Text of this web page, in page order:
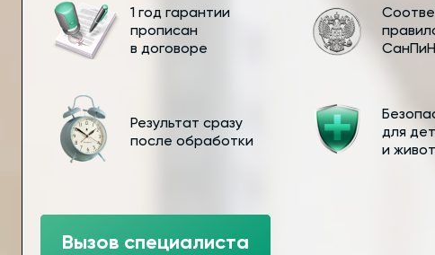
1 год гарантии
прописан
в договоре
Результат сразу
после обработки
для
и
Вызов специалиста